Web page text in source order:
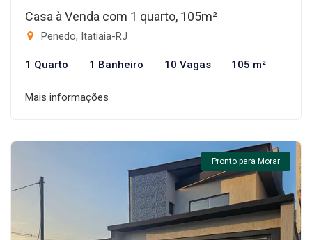
Casa à Venda com 1 quarto, 105m²
Penedo, Itatiaia-RJ
1 Quarto 1 Banheiro 10 Vagas 105 m²
Mais informações
Pronto para Morar